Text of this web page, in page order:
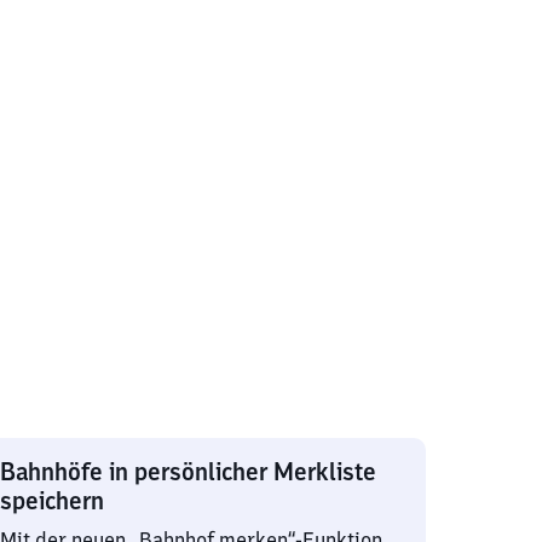
Bahnhöfe in persönlicher Merkliste
speichern